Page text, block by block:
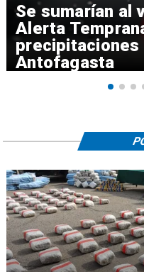
Se sumarían al
Alerta
precipitaciones
Antofagasta